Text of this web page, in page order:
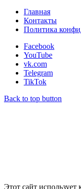
Главная
Контакты
Политика
Facebook
YouTube
vk.com
Telegram
TikTok
Back to top button
Этот сайт